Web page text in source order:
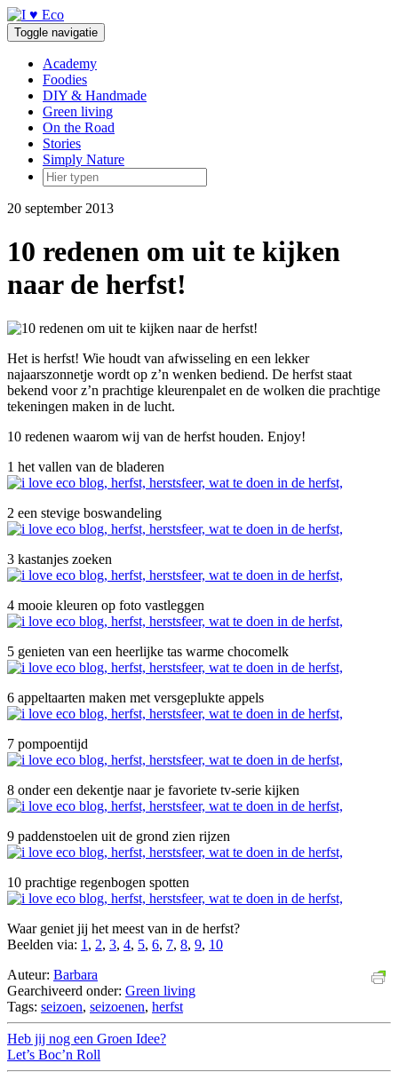
Doorgaan
naar
inhoud
Toggle navigatie
Academy
Foodies
DIY & Handmade
Green living
On the Road
Stories
Simply Nature
20 september 2013
10 redenen om uit te kijken
naar de herfst!
Het is herfst! Wie houdt van afwisseling en een lekker
najaarszonnetje wordt op z’n wenken bediend. De herfst staat
bekend voor z’n prachtige kleurenpalet en de wolken die prachtige
tekeningen maken in de lucht.
10 redenen waarom wij van de herfst houden. Enjoy!
1 het vallen van de bladeren
2 een stevige boswandeling
3 kastanjes zoeken
4 mooie kleuren op foto vastleggen
5 genieten van een heerlijke tas warme chocomelk
6 appeltaarten maken met versgeplukte appels
7 pompoentijd
8 onder een dekentje naar je favoriete tv-serie kijken
9 paddenstoelen uit de grond zien rijzen
10 prachtige regenbogen spotten
Waar geniet jij het meest van in de herfst?
Beelden via: 1 , 2, 3, 4, 5, 6, 7, 8, 9, 10
Auteur: Barbara
Gearchiveerd onder: Green living
Tags: seizoen, seizoenen, herfst
Heb jij nog een Groen Idee?
Let’s Boc’n Roll